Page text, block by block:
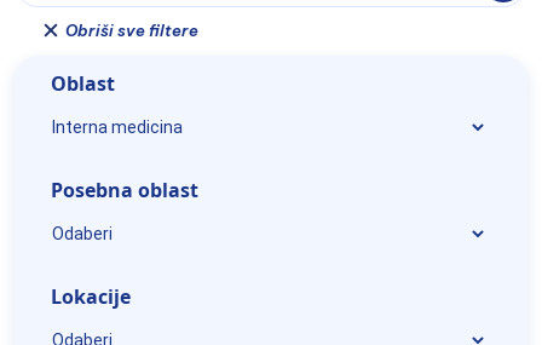
Oblast
Posebna oblast
Lokacije
Obriši sve filtere